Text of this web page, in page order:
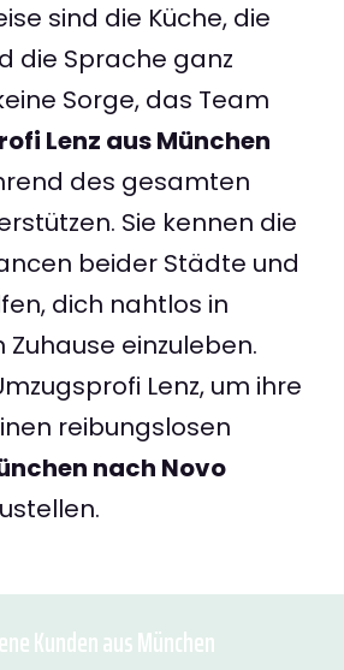
sind die Küche, die
die Sprache ganz
Sorge, das Team
Lenz aus München
des gesamten
Sie kennen die
beider Städte und
dich nahtlos in
einzuleben.
Lenz, um ihre
reibungslosen
nach Novo
Kunden aus München